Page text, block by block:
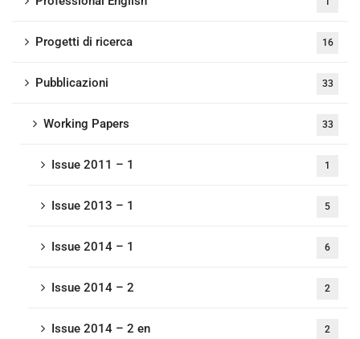
Progetti di ricerca 16
Pubblicazioni 33
Working Papers 33
Issue 2011 – 1 1
Issue 2013 – 1 5
Issue 2014 – 1 6
Issue 2014 – 2 2
Issue 2014 – 2 en 2